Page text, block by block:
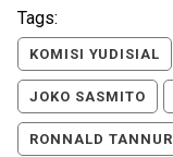
Tags:
KOMISI YUDISIAL
JOKO SASMITO
RONNALD TANNUR